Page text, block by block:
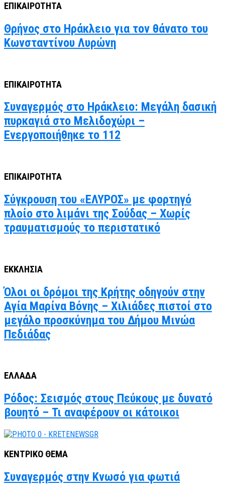
ΕΠΙΚΑΙΡΟΤΗΤΑ
Θρήνος στο Ηράκλειο για τον θάνατο του
Κωνσταντίνου Λυρώνη
ΕΠΙΚΑΙΡΟΤΗΤΑ
Συναγερμός στο Ηράκλειο: Μεγάλη δασική
πυρκαγιά στο Μελιδοχώρι –
Ενεργοποιήθηκε το 112
ΕΠΙΚΑΙΡΟΤΗΤΑ
Σύγκρουση του «ΕΛΥΡΟΣ» με φορτηγό
πλοίο στο λιμάνι της Σούδας – Χωρίς
τραυματισμούς το περιστατικό
ΕΚΚΛΗΣΙΑ
Όλοι οι δρόμοι της Κρήτης οδηγούν στην
Αγία Μαρίνα Βόνης – Χιλιάδες πιστοί στο
μεγάλο προσκύνημα του Δήμου Μινώα
Πεδιάδας
ΕΛΛΑΔΑ
Ρόδος: Σεισμός στους Πεύκους με δυνατό
βουητό – Τι αναφέρουν οι κάτοικοι
ΚΕΝΤΡΙΚΟ ΘΕΜΑ
Συναγερμός στην Κνωσό για φωτιά